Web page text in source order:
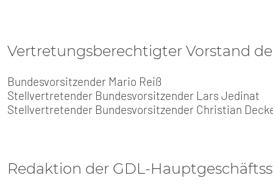
PRESSE
Vertretungsberechtigter Vorstand
Bundesvorsitzender Mario Reiß
Stellvertretender Bundesvorsitzender Lars Jedinat
Stellvertretender Bundesvorsitzender Christian
Redaktion der GDL-